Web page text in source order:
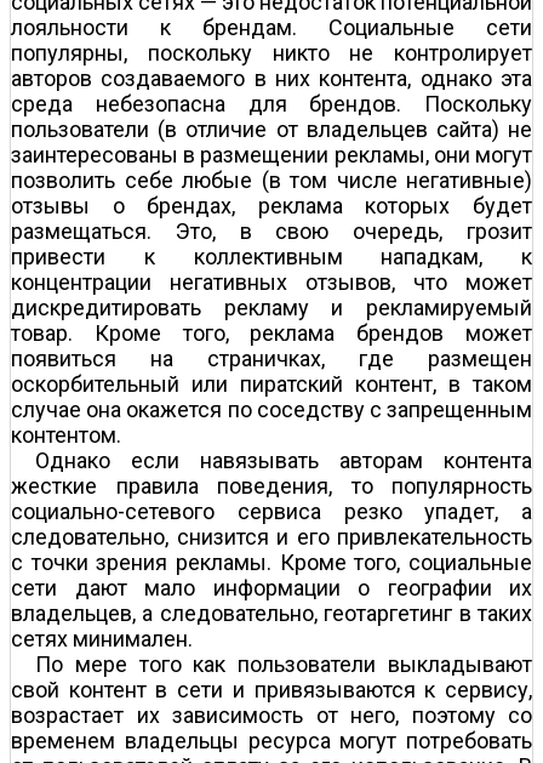
лояльности к брендам. Социальные сети
популярны, поскольку никто не контролирует
авторов создаваемого в них контента, однако эта
среда небезопасна для брендов. Поскольку
пользователи (в отличие от владельцев сайта) не
заинтересованы в размещении рекламы, они могут
позволить себе любые (в том числе негативные)
отзывы о брендах, реклама которых будет
размещаться. Это, в свою очередь, грозит
привести к коллективным нападкам, к
концентрации негативных отзывов, что может
дискредитировать рекламу и рекламируемый
товар. Кроме того, реклама брендов может
появиться на страничках, где размещен
оскорбительный или пиратский контент, в таком
случае она окажется по соседству с запрещенным
контентом.
Однако если навязывать авторам контента
жесткие правила поведения, то популярность
социально-сетевого сервиса резко упадет, а
следовательно, снизится и его привлекательность
с точки зрения рекламы. Кроме того, социальные
сети дают мало информации о географии их
владельцев, а следовательно, геотаргетинг в таких
сетях минимален.
По мере того как пользователи выкладывают
свой контент в сети и привязываются к сервису,
возрастает их зависимость от него, поэтому со
временем владельцы ресурса могут потребовать